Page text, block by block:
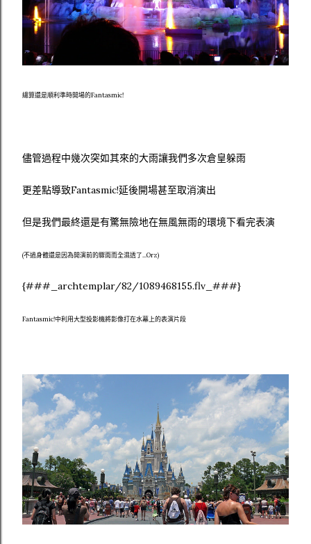
總算還是順利準時開場的Fantasmic!
儘管過程中幾次突如其來的大雨讓我們多次倉皇躲雨
更差點導致Fantasmic!延後開場甚至取消演出
但是我們最終還是有驚無險地在無風無雨的環境下看完表演
(不過身體還是因為開演前的驟雨而全濕透了...Orz)
{###_archtemplar/82/1089468155.flv_###}
Fantasmic!中利用大型投影機將影像打在水幕上的表演片段